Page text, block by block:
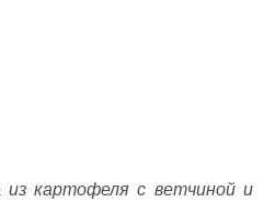
картофеля с ветчиной и